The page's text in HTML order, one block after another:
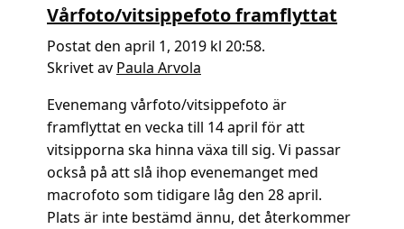
Vårfoto/vitsippefoto framflyttat
Postat den april 1, 2019 kl 20:58.
Skrivet av Paula Arvola
Evenemang vårfoto/vitsippefoto är
framflyttat en vecka till 14 april för att
vitsipporna ska hinna växa till sig. Vi passar
också på att slå ihop evenemanget med
macrofoto som tidigare låg den 28 april.
Plats är inte bestämd ännu, det återkommer